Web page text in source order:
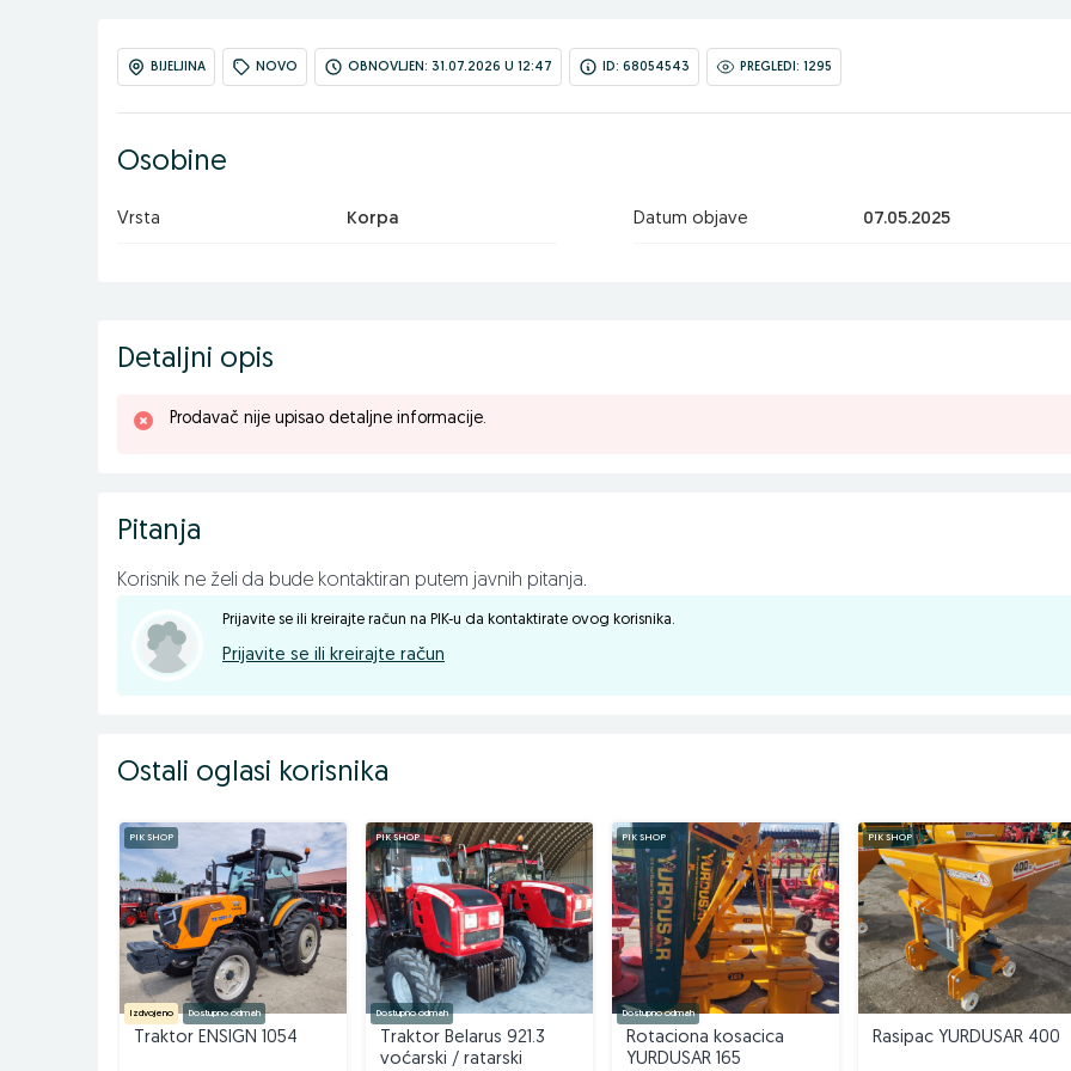
BIJELJINA NOVO OBNOVLJEN: 31.07.2026 U 12:47 ID: 68054543 PREGLEDI: 1295
Osobine
Vrsta Korpa Datum objave 07.05.2025
Detaljni opis
Prodavač nije upisao detaljne informacije.
Pitanja
Korisnik ne želi da bude kontaktiran putem javnih pitanja.
Prijavite se ili kreirajte račun na PIK-u da kontaktirate ovog korisnika.
Prijavite se ili kreirajte račun
Ostali oglasi korisnika
PIK SHOP
Izdvojeno Dostupno odmah
Traktor ENSIGN 1054
PIK SHOP
Dostupno odmah
Traktor Belarus 921.3
voćarski / ratarski
PIK SHOP
Dostupno odmah
Rotaciona kosacica
YURDUSAR 165
PIK SHOP
Rasipac YURDUSAR 400